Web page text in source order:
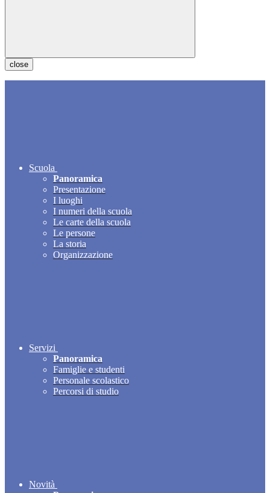
close
Scuola
Panoramica
Presentazione
I luoghi
I numeri della scuola
Le carte della scuola
Le persone
La storia
Organizzazione
Servizi
Panoramica
Famiglie e studenti
Personale scolastico
Percorsi di studio
Novità